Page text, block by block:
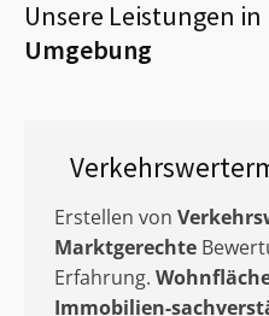
Unsere Leistungen in
Umgebung
Erstellen von
Marktgerechte
Erfahrung.
Immobilien-